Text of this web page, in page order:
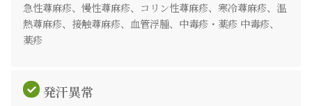
急性蕁麻疹、慢性蕁麻疹、コリン性蕁麻疹、寒冷蕁麻疹、温
熱蕁麻疹、接触蕁麻疹、血管浮腫、中毒疹・薬疹 中毒疹、
薬疹
発汗異常